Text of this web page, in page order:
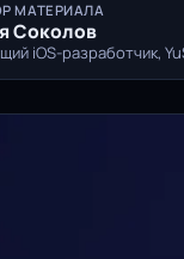
МАТЕРИАЛА
Соколов
iOS-разработчик,